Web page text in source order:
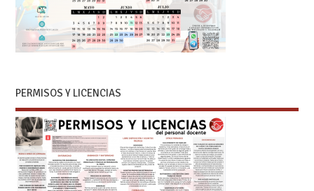
PERMISOS Y LICENCIAS